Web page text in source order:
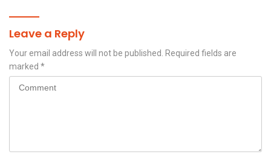
Leave a Reply
Your email address will not be published.
Required fields are
marked *